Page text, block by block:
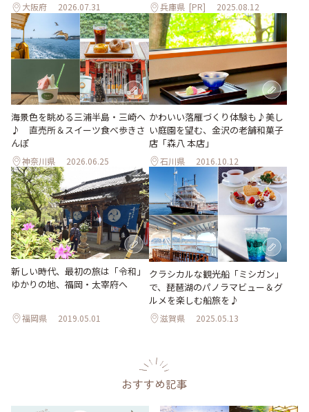
大阪府 2026.07.31 兵庫県 [PR] 2025.08.12
海景色を眺める三浦半島・三崎へ
♪ 直売所＆スイーツ食べ歩きさ
んぽ
神奈川県 2026.06.25
かわいい落雁づくり体験も♪美し
い庭園を望む、金沢の老舗和菓子
店「森八 本店」
石川県 2016.10.12
新しい時代、最初の旅は「令和」
ゆかりの地、福岡・太宰府へ
福岡県 2019.05.01
クラシカルな観光船「ミシガン」
で、琵琶湖のパノラマビュー＆グ
ルメを楽しむ船旅を♪
滋賀県 2025.05.13
おすすめ記事